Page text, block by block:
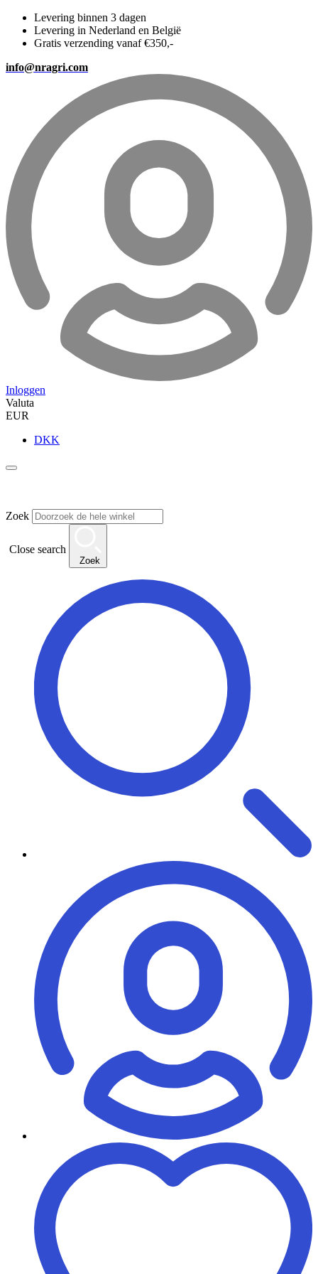
Levering binnen 3 dagen
Levering in Nederland en België
Gratis verzending vanaf €350,-
info@nragri.com
Inloggen
Valuta
EUR
DKK
Zoek
Close search
Zoek